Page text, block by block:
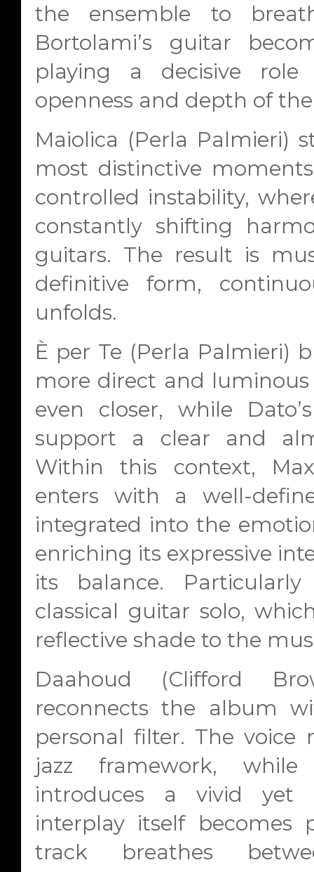
the ensemble to
Bortolami’s guitar
playing a decisive
openness and depth of
Maiolica (Perla Palmieri)
most distinctive
controlled instability,
constantly shifting
guitars. The result is
definitive form,
unfolds.
È per Te (Perla Palmieri)
more direct and
even closer, while
support a clear and
Within this context,
enters with a well-
integrated into the
enriching its expressive
its balance.
classical guitar solo,
reflective shade to the
Daahoud (Clifford
reconnects the album
personal filter. The voice
jazz framework, while
introduces a vivid yet
interplay itself becomes
track breathes